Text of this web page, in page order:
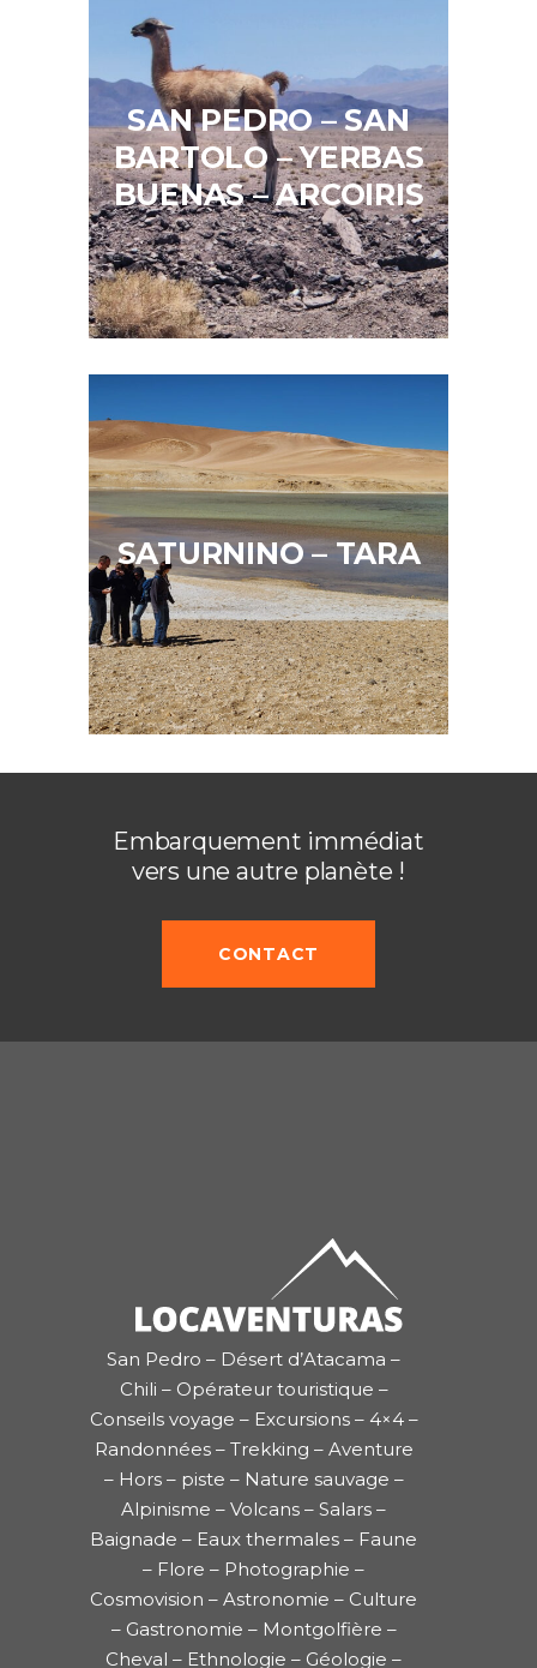
SAN PEDRO – SAN
BARTOLO – YERBAS
BUENAS – ARCOIRIS
SATURNINO – TARA
Embarquement immédiat
vers une autre planète !
CONTACT
San Pedro – Désert d’Atacama –
Chili – Opérateur touristique –
Conseils voyage – Excursions – 4×4 –
Randonnées – Trekking – Aventure
– Hors – piste – Nature sauvage –
Alpinisme – Volcans – Salars –
Baignade – Eaux thermales – Faune
– Flore – Photographie –
Cosmovision – Astronomie – Culture
– Gastronomie – Montgolfière –
Cheval – Ethnologie – Géologie –